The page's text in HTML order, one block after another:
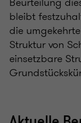
bleibt
die
Struktur von
einsetzbare